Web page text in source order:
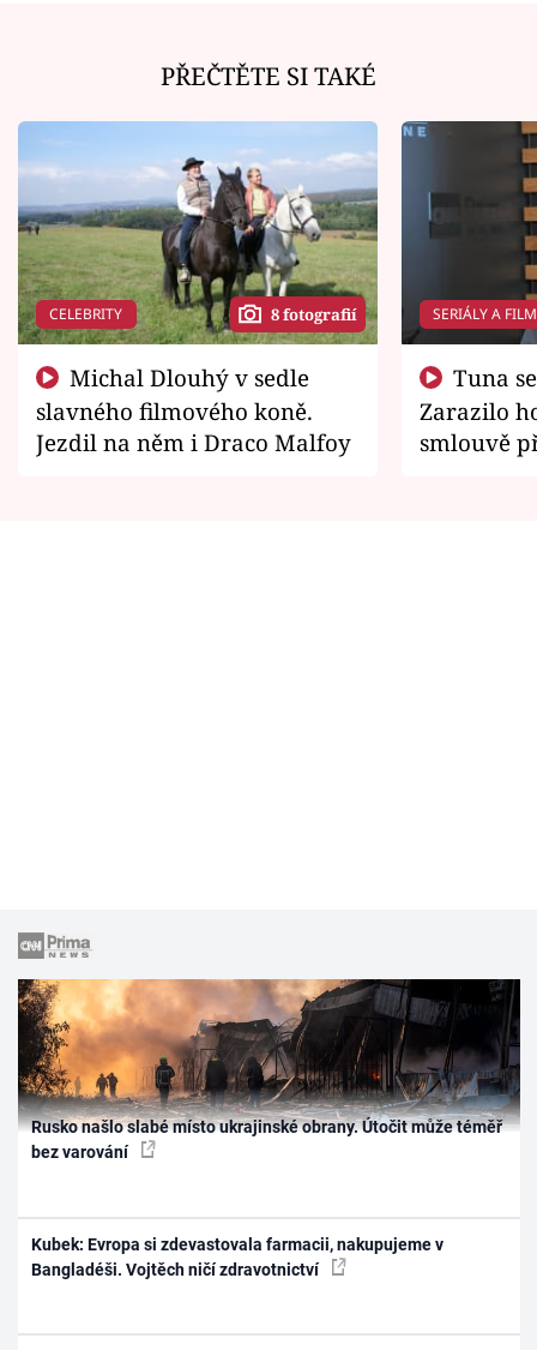
PŘEČTĚTE SI TAKÉ
CELEBRITY 8 fotografií
slavného filmového koně.
Jezdil na něm i Draco Malfoy
SERIÁLY A
Zarazilo
smlouvě
Rusko našlo slabé místo ukrajinské obrany. Útočit může téměř
bez varování
Kubek: Evropa si zdevastovala farmacii, nakupujeme v
Bangladéši. Vojtěch ničí zdravotnictví